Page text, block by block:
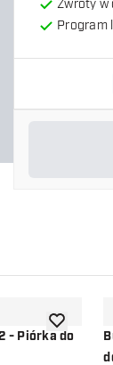
Zwroty w
Program
- Piórka do
dodaj do